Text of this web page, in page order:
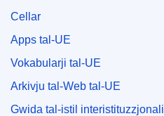
Cellar
Apps tal-UE
Vokabularji tal-UE
Arkivju tal-Web tal-UE
Gwida tal-istil interistituzzjonali